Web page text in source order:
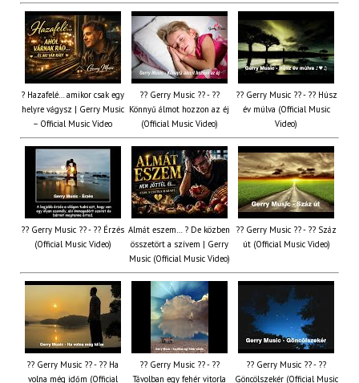
? Hazafelé… amikor csak egy
helyre vágysz | Gerry Music
– Official Music Video
?? Gerry Music ?? - ??
Könnyű álmot hozzon az éj
(Official Music Video)
?? Gerry Music ?? - ?? Húsz
év múlva (Official Music
Video)
?? Gerry Music ?? - ?? Érzés
(Official Music Video)
Almát eszem… ? De közben
összetört a szívem | Gerry
Music (Official Music Video)
?? Gerry Music ?? - ?? Száz
út (Official Music Video)
?? Gerry Music ?? - ?? Ha
volna még időm (Official
?? Gerry Music ?? - ??
Távolban egy fehér vitorla
?? Gerry Music ?? - ??
Göncölszekér (Official Music